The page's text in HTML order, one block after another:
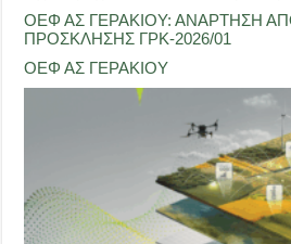
ΟΕΦ ΑΣ ΓΕΡΑΚΙΟΥ: ΑΝΑΡΤΗΣΗ
ΠΡΟΣΚΛΗΣΗΣ ΓΡΚ-2026/01
ΟΕΦ ΑΣ ΓΕΡΑΚΙΟΥ